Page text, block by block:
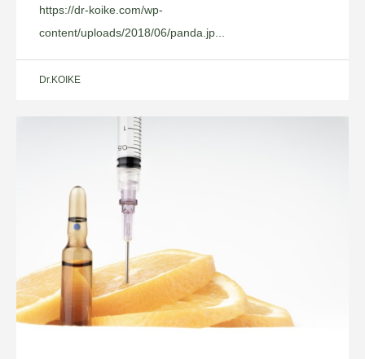
https://dr-koike.com/wp-
content/uploads/2018/06/panda.jp...
Dr.KOIKE